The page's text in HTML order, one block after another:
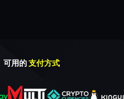
可用的支付方式